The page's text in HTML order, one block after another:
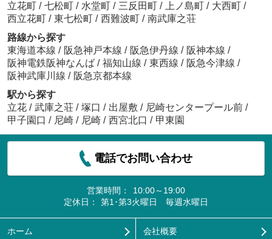
立花町 / 七松町 / 水堂町 / 三反田町 / 上ノ島町 / 大西町 /
西立花町 / 東七松町 / 西難波町 / 南武庫之荘
路線から探す
東海道本線 / 阪急神戸本線 / 阪急伊丹線 / 阪神本線 /
阪神電鉄阪神なんば / 福知山線 / 東西線 / 阪急今津線 /
阪神武庫川線 / 阪急京都本線
駅から探す
立花 / 武庫之荘 / 塚口 / 出屋敷 / 尼崎センタープール前 /
甲子園口 / 尼崎 / 尼崎 / 西宮北口 / 甲東園
電話でお問い合わせ
営業時間：
10:00～19:00
定休日：
第1･第3火曜日 毎週水曜日
ホーム 会社概要